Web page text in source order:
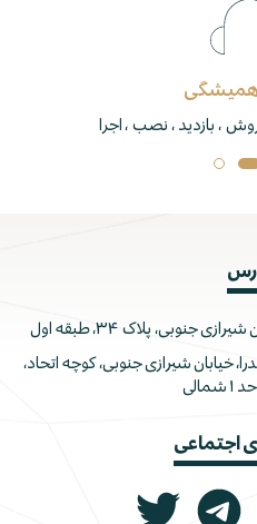
، بازدید ، نصب ، اجرا
جنوبی، پلاک ۳۴، طبقه اول
خیابان شیرازی جنوبی، کوچه اتحاد،
اجتماعی